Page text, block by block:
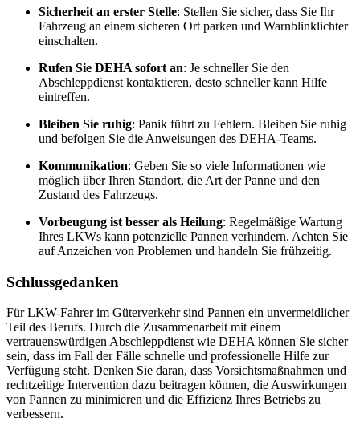
Sicherheit an erster Stelle: Stellen Sie sicher, dass Sie Ihr
Fahrzeug an einem sicheren Ort parken und Warnblinklichter
einschalten.
Rufen Sie DEHA sofort an: Je schneller Sie den
Abschleppdienst kontaktieren, desto schneller kann Hilfe
eintreffen.
Bleiben Sie ruhig: Panik führt zu Fehlern. Bleiben Sie ruhig
und befolgen Sie die Anweisungen des DEHA-Teams.
Kommunikation: Geben Sie so viele Informationen wie
möglich über Ihren Standort, die Art der Panne und den
Zustand des Fahrzeugs.
Vorbeugung ist besser als Heilung: Regelmäßige Wartung
Ihres LKWs kann potenzielle Pannen verhindern. Achten Sie
auf Anzeichen von Problemen und handeln Sie frühzeitig.
Schlussgedanken
Für LKW-Fahrer im Güterverkehr sind Pannen ein unvermeidlicher
Teil des Berufs. Durch die Zusammenarbeit mit einem
vertrauenswürdigen Abschleppdienst wie DEHA können Sie sicher
sein, dass im Fall der Fälle schnelle und professionelle Hilfe zur
Verfügung steht. Denken Sie daran, dass Vorsichtsmaßnahmen und
rechtzeitige Intervention dazu beitragen können, die Auswirkungen
von Pannen zu minimieren und die Effizienz Ihres Betriebs zu
verbessern.